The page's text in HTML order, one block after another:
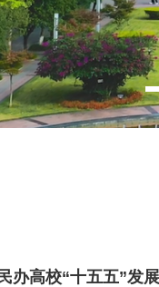
办高校“十五五”发